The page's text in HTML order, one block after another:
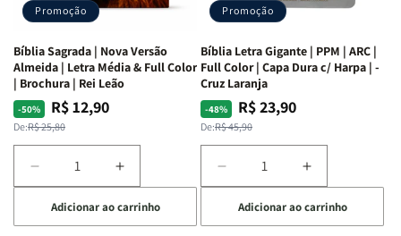
66
da
Bíblia
Equipe
teológica
Penkal
da
Bíblia
Penkal
Promoção
Bíblia Sagrada | Nova Versão
Almeida | Letra Média & Full Color
| Brochura | Rei Leão
-50%
Preço
normal
De:R$ 25,80
Preço
promocional
R$ 12,90
Diminuir
a
quantidade
de
Aumentar
a
quantidade
de
Adicionar ao carrinho
Promoção
Bíblia Letra Gigante | PPM | ARC |
Full Color | Capa Dura c/ Harpa | -
Cruz Laranja
-48%
Preço
normal
De:R$ 45,90
Preço
promocional
R$ 23,90
Diminuir
a
quantidade
de
Aumentar
a
quantidade
de
Adicionar ao carrinho